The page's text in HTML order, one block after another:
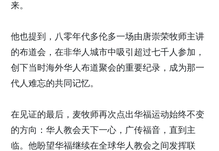
来。
他也提到，八零年代多伦多一场由唐崇荣牧师主讲
的布道会，在非华人城市中吸引超过七千人参加，
创下当时海外华人布道聚会的重要纪录，成为那一
代人难忘的共同记忆。
在见证的最后，麦牧师再次点出华福运动始终不变
的方向：华人教会天下一心，广传福音，直到主
临。他盼望华福继续在全球华人教会之间发挥联